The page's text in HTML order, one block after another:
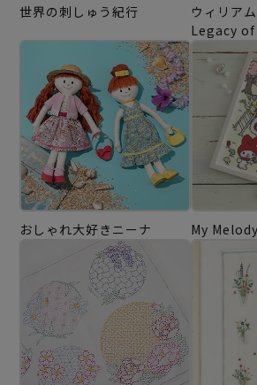
世界の刺しゅう紀行
ウィリア
Legacy
おしゃれ大好きニーナ My